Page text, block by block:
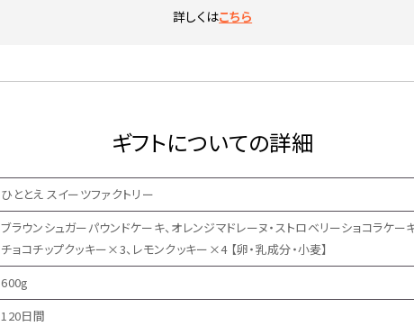
詳しくはこちら
ギフトについての詳細
ひととえ スイーツファクトリー
ブラウンシュガーパウンドケーキ、オレンジマドレーヌ・ストロベリーショコラケー
チョコチップクッキー×3、レモンクッキー×4 【卵・乳成分・小麦】
600g
120日間